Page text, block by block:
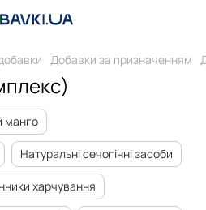
Добавки за призначенням
манго
Натуральні сечогінні засоби
харчування